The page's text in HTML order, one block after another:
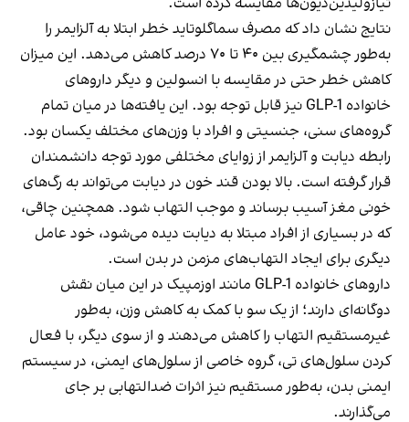
نتایج نشان داد که مصرف سماگلوتاید خطر ابتلا به آلزایمر را
به‌طور چشمگیری بین ۴۰ تا ۷۰ درصد کاهش می‌دهد. این میزان
کاهش خطر حتی در مقایسه با انسولین و دیگر داروهای
خانواده GLP-1 نیز قابل توجه بود. این یافته‌ها در میان تمام
گروه‌های سنی، جنسیتی و افراد با وزن‌های مختلف یکسان بود.
رابطه دیابت و آلزایمر از زوایای مختلفی مورد توجه دانشمندان
قرار گرفته‌ است. بالا بودن قند خون در دیابت می‌تواند به رگ‌های
خونی مغز آسیب برساند و موجب التهاب شود. همچنین چاقی،
که در بسیاری از افراد مبتلا به دیابت دیده می‌شود، خود عامل
دیگری برای ایجاد التهاب‌های مزمن در بدن است.
داروهای خانواده GLP-1 مانند اوزمپیک در این میان نقش
دوگانه‌ای دارند؛ از یک سو با کمک به کاهش وزن، به‌طور
غیرمستقیم التهاب را کاهش می‌دهند و از سوی دیگر، با فعال
کردن سلول‌های تی، گروه خاصی از سلول‌های ایمنی، در سیستم
ایمنی بدن، به‌طور مستقیم نیز اثرات ضدالتهابی بر جای
می‌گذارند.